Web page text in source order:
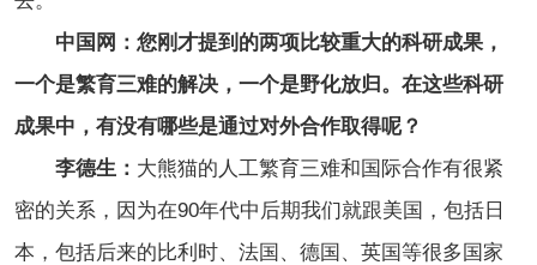
中国网：您刚才提到的两项比较重大的科研成果，
一个是繁育三难的解决，一个是野化放归。在这些科研
成果中，有没有哪些是通过对外合作取得呢？
李德生： 大熊猫的人工繁育三难和国际合作有很紧
密的关系，因为在90年代中后期我们就跟美国，包括日
本，包括后来的比利时、法国、德国、英国等很多国家